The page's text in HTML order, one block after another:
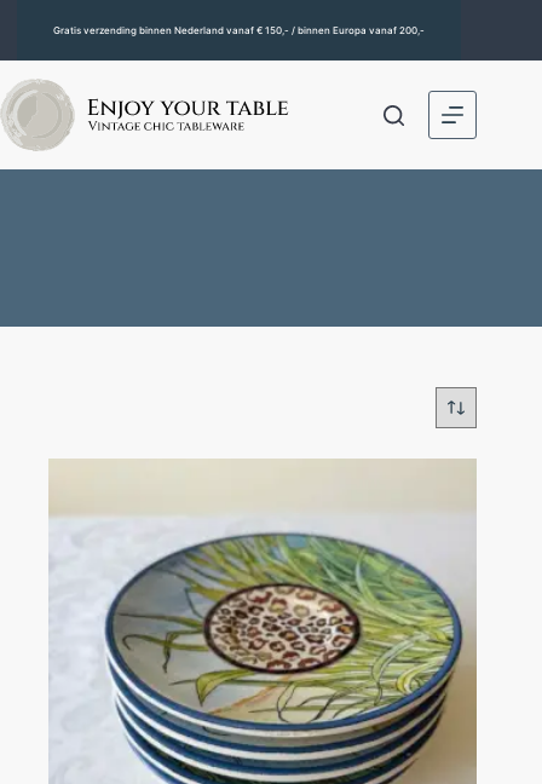
Gratis verzending binnen Nederland vanaf € 150,- / binnen Europa vanaf 200,-